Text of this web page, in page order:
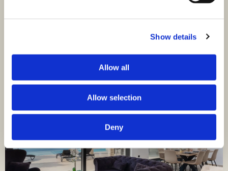
Show details
Allow all
Allow selection
Deny
Mitten im historischen Zentrum von Šibenik befindet sich
dalmatinischen Charme, modernen Wohnkomfort und